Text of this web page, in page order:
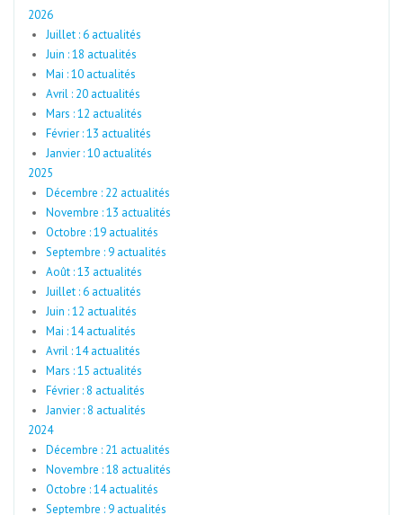
2026
Juillet : 6 actualités
Juin : 18 actualités
Mai : 10 actualités
Avril : 20 actualités
Mars : 12 actualités
Février : 13 actualités
Janvier : 10 actualités
2025
Décembre : 22 actualités
Novembre : 13 actualités
Octobre : 19 actualités
Septembre : 9 actualités
Août : 13 actualités
Juillet : 6 actualités
Juin : 12 actualités
Mai : 14 actualités
Avril : 14 actualités
Mars : 15 actualités
Février : 8 actualités
Janvier : 8 actualités
2024
Décembre : 21 actualités
Novembre : 18 actualités
Octobre : 14 actualités
Septembre : 9 actualités